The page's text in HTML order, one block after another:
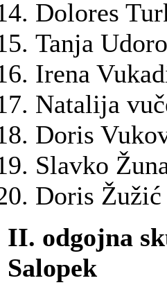
Dolores
Tanja
Irena
Natalija
Doris
Slavko
Doris Žužić
II. odgojna
Salopek